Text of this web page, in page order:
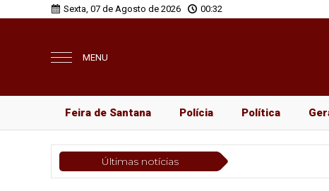
Sexta, 07 de Agosto de 2026 00:32
MENU
Feira de Santana Polícia Política
Últimas notícias